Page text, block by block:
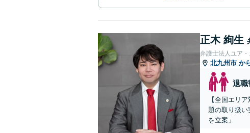
正木 絢生
弁護士法人ユア・
北九州市 か
退職
【全国エリ
題の取り扱
を立案」